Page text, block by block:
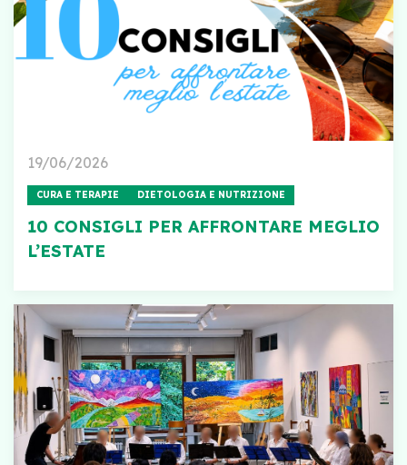
19/06/2026
CURA E TERAPIE DIETOLOGIA E NUTRIZIONE
10 CONSIGLI PER AFFRONTARE MEGLIO
L’ESTATE